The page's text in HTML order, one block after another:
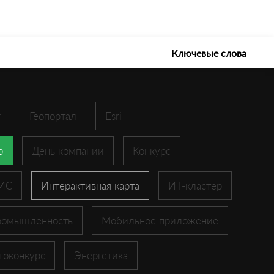
Ключевые слова
Геопортал Esri
День компании Конкурс
Интерактивная карта ИТ-кластер
Мобильное приложение
Энергетика